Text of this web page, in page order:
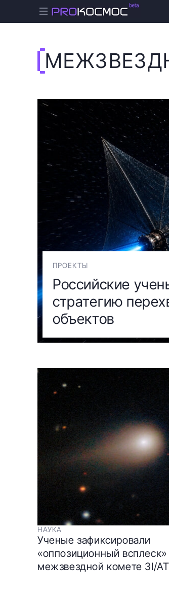
ПРОЕКТЫ
Российские
стратегию
объектов
НАУКА
Ученые зафиксировали
«оппозиционный всплеск»
межзвездной комете 3I/